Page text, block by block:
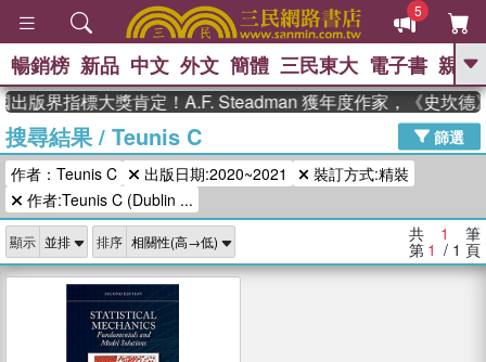
5
GO
高希均教授回憶錄
、 The Odyssey 、 父親節 、 如果歷
史是一群喵
、 暑期推薦 、 國際布克
登輝時代 、 數學女孩：黎曼猜想 、
偉大的迷走神經
暢銷榜 新品 中文 外文 簡體 三民東大 電子書 親子
版界指標大獎肯定！A.F. Steadman 獲年度作家，《史坎德
搜尋結果/ Teunis C
篩選
作者：Teunis C
出版日期:2020~2021
裝訂方式:精裝
作者:Teunis C (Dublin ...
顯示 排序 共 1 筆
第 1 / 1 頁